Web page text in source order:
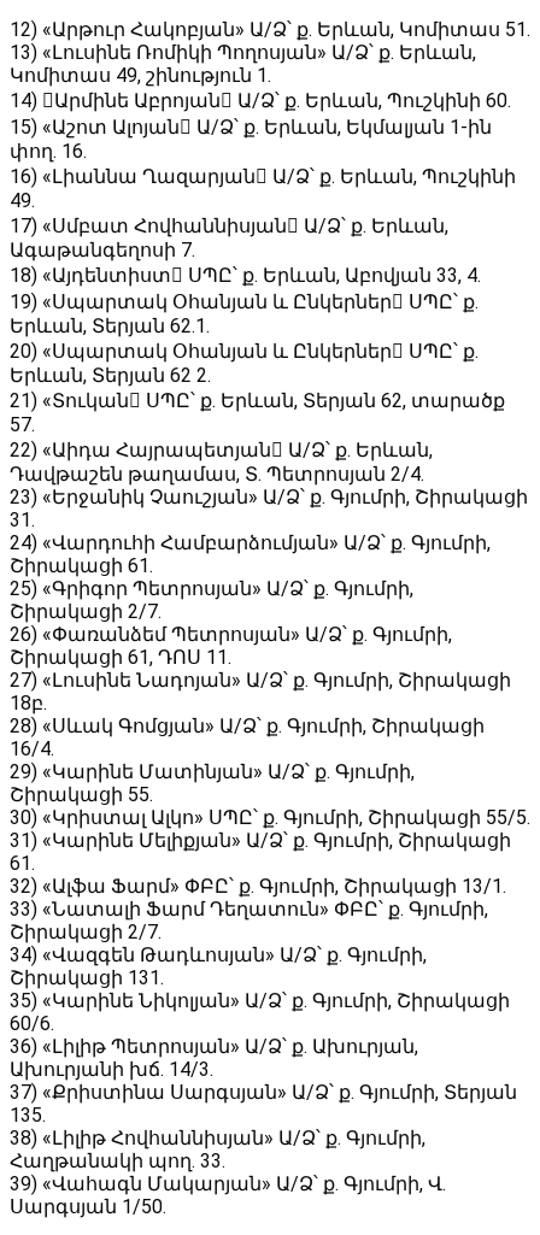
12) «Արթուր Հակոբյան» Ա/Ձ՝ ք․ Երևան, Կոմիտաս 51․
13) «Լուսինե Ռոմիկի Պողոսյան» Ա/Ձ՝ ք․ Երևան,
Կոմիտաս 49, շինություն 1․
14) Արմինե Աբրոյան Ա/Ձ՝ ք. Երևան, Պուշկինի 60․
15) «Աշոտ Ալոյան Ա/Ձ՝ ք․ Երևան, Եկմալյան 1-ին
փող. 16․
16) «Լիաննա Ղազարյան Ա/Ձ՝ ք․ Երևան, Պուշկինի
49․
17) «Սմբատ Հովհաննիսյան Ա/Ձ՝ ք․ Երևան,
Ագաթանգեղոսի 7․
18) «Այդենտիստ ՍՊԸ՝ ք․ Երևան, Աբովյան 33, 4․
19) «Սպարտակ Օհանյան և Ընկերներ ՍՊԸ՝ ք․
Երևան, Տերյան 62․1․
20) «Սպարտակ Օհանյան և Ընկերներ ՍՊԸ՝ ք․
Երևան, Տերյան 62 2․
21) «Տուկան ՍՊԸ՝ ք․ Երևան, Տերյան 62, տարածք
57․
22) «Աիդա Հայրապետյան Ա/Ձ՝ ք․ Երևան,
Դավթաշեն թաղամաս, Տ․ Պետրոսյան 2/4.
23) «Երջանիկ Չաուշյան» Ա/Ձ՝ ք. Գյումրի, Շիրակացի
31․
24) «Վարդուհի Համբարձումյան» Ա/Ձ՝ ք. Գյումրի,
Շիրակացի 61․
25) «Գրիգոր Պետրոսյան» Ա/Ձ՝ ք. Գյումրի,
Շիրակացի 2/7․
26) «Փառանձեմ Պետրոսյան» Ա/Ձ՝ ք. Գյումրի,
Շիրակացի 61, ԴՈՍ 11․
27) «Լուսինե Նադոյան» Ա/Ձ՝ ք. Գյումրի, Շիրակացի
18բ․
28) «Սևակ Գոմցյան» Ա/Ձ՝ ք. Գյումրի, Շիրակացի
16/4․
29) «Կարինե Մատինյան» Ա/Ձ՝ ք. Գյումրի,
Շիրակացի 55․
30) «Կրիստալ Ալկո» ՍՊԸ՝ ք. Գյումրի, Շիրակացի 55/5․
31) «Կարինե Մելիքյան» Ա/Ձ՝ ք. Գյումրի, Շիրակացի
61․
32) «Ալֆա Ֆարմ» ՓԲԸ՝ ք. Գյումրի, Շիրակացի 13/1․
33) «Նատալի Ֆարմ Դեղատուն» ՓԲԸ՝ ք. Գյումրի,
Շիրակացի 2/7․
34) «Վազգեն Թադևոսյան» Ա/Ձ՝ ք. Գյումրի,
Շիրակացի 131․
35) «Կարինե Նիկոլյան» Ա/Ձ՝ ք. Գյումրի, Շիրակացի
60/6․
36) «Լիլիթ Պետրոսյան» Ա/Ձ՝ ք. Ախուրյան,
Ախուրյանի խճ. 14/3․
37) «Քրիստինա Սարգսյան» Ա/Ձ՝ ք. Գյումրի, Տերյան
135․
38) «Լիլիթ Հովհաննիսյան» Ա/Ձ՝ ք. Գյումրի,
Հաղթանակի պող. 33․
39) «Վահագն Մակարյան» Ա/Ձ՝ ք. Գյումրի, Վ.
Սարգսյան 1/50․